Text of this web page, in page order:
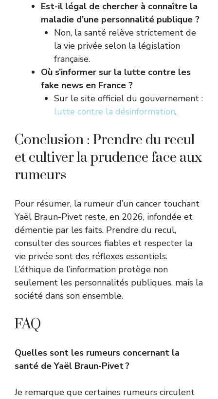
Est-il légal de chercher à connaître la
maladie d’une personnalité publique ?
Non, la santé relève strictement de
la vie privée selon la législation
française.
Où s’informer sur la lutte contre les
fake news en France ?
Sur le site officiel du gouvernement :
lutte contre la désinformation.
Conclusion : Prendre du recul
et cultiver la prudence face aux
rumeurs
Pour résumer, la rumeur d’un cancer touchant
Yaël Braun-Pivet reste, en 2026, infondée et
démentie par les faits. Prendre du recul,
consulter des sources fiables et respecter la
vie privée sont des réflexes essentiels.
L’éthique de l’information protège non
seulement les personnalités publiques, mais la
société dans son ensemble.
FAQ
Quelles sont les rumeurs concernant la
santé de Yaël Braun-Pivet ?
Je remarque que certaines rumeurs circulent